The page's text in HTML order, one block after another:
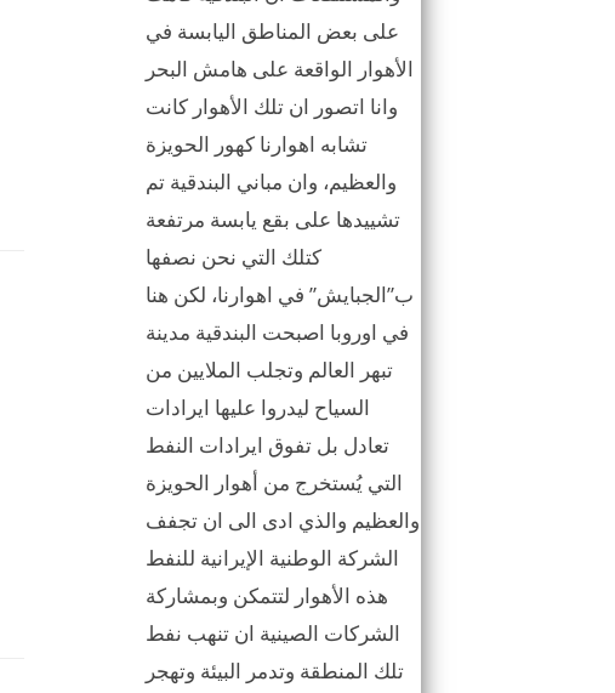
على بعض المناطق اليابسة في
الأهوار الواقعة على هامش البحر
وانا اتصور ان تلك الأهوار كانت
تشابه اهوارنا كهور الحويزة
والعظيم، وان مباني البندقية تم
تشييدها على بقع يابسة مرتفعة
كتلك التي نحن نصفها
ب”الجبايش” في اهوارنا، لكن هنا
في اوروبا اصبحت البندقية مدينة
تبهر العالم وتجلب الملايين من
السياح ليدروا عليها ايرادات
تعادل بل تفوق ايرادات النفط
التي يُستخرج من أهوار الحويزة
والعظيم والذي ادى الى ان تجفف
الشركة الوطنية الإيرانية للنفط
هذه الأهوار لتتمكن وبمشاركة
الشركات الصينية ان تنهب نفط
تلك المنطقة وتدمر البيئة وتهجر